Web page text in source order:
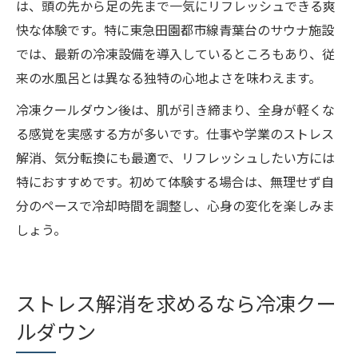
は、頭の先から足の先まで一気にリフレッシュできる爽
快な体験です。特に東急田園都市線青葉台のサウナ施設
では、最新の冷凍設備を導入しているところもあり、従
来の水風呂とは異なる独特の心地よさを味わえます。
冷凍クールダウン後は、肌が引き締まり、全身が軽くな
る感覚を実感する方が多いです。仕事や学業のストレス
解消、気分転換にも最適で、リフレッシュしたい方には
特におすすめです。初めて体験する場合は、無理せず自
分のペースで冷却時間を調整し、心身の変化を楽しみま
しょう。
ストレス解消を求めるなら冷凍クー
ルダウン